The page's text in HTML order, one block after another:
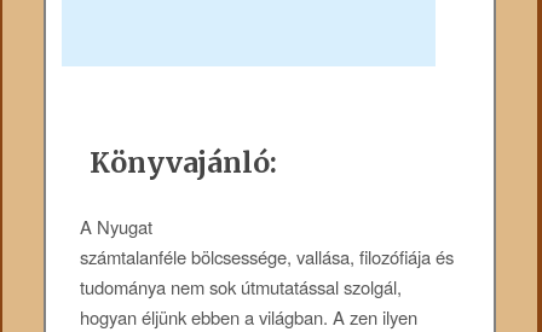
Könyvajánló:
A Nyugat
számtalanféle bölcsessége, vallása, filozófiája és
tudománya nem sok útmutatással szolgál,
hogyan éljünk ebben a világban. A zen ilyen